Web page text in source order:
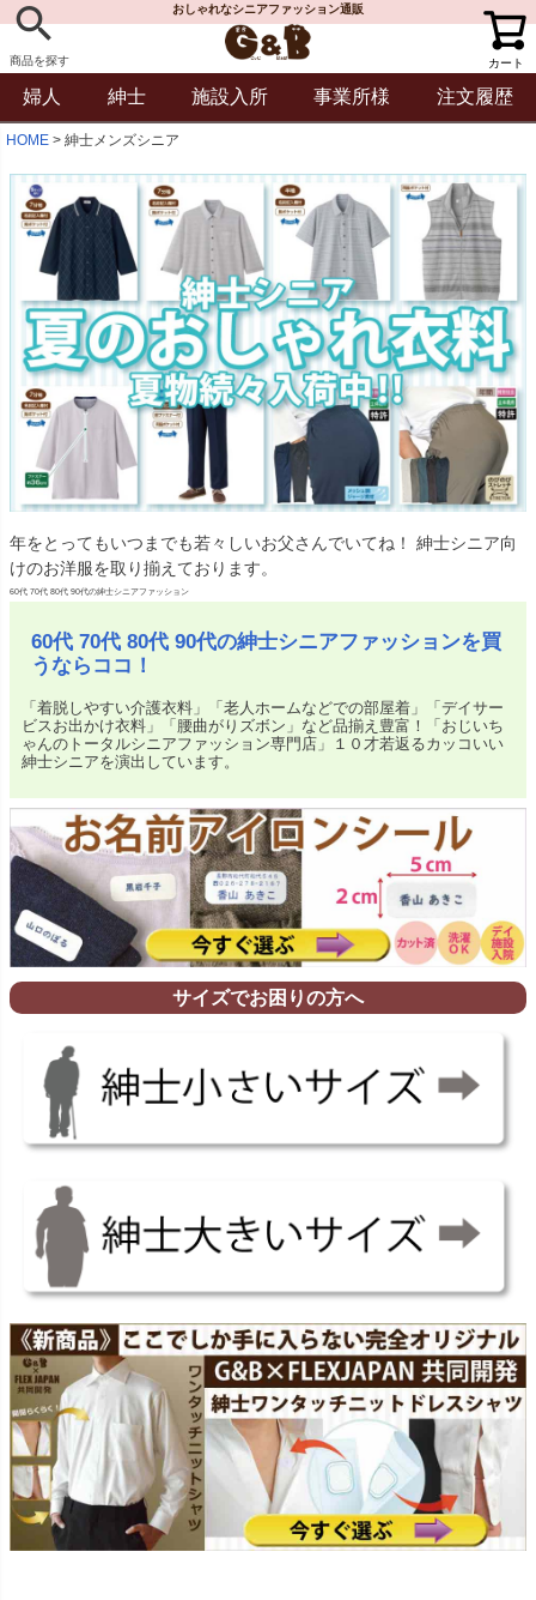
商品を探す
おしゃれなシニアファッション通販
カート
婦人 紳士 施設入所 事業所様 注文履歴
HOME 紳士メンズシニア
年をとってもいつまでも若々しいお父さんでいてね！ 紳士シニア向
けのお洋服を取り揃えております。
60代 70代 80代 90代の紳士シニアファッション
60代 70代 80代 90代の紳士シニアファッションを買
うならココ！
「着脱しやすい介護衣料」「老人ホームなどでの部屋着」「デイサー
ビスお出かけ衣料」「腰曲がりズボン」など品揃え豊富！「おじいち
ゃんのトータルシニアファッション専門店」１０才若返るカッコいい
紳士シニアを演出しています。
サイズでお困りの方へ